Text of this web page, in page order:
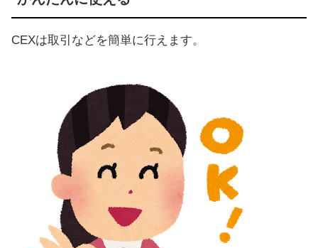
CEXは取引などを簡単に行えます。